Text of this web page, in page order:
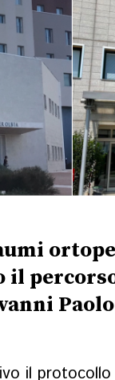
il
il protocollo